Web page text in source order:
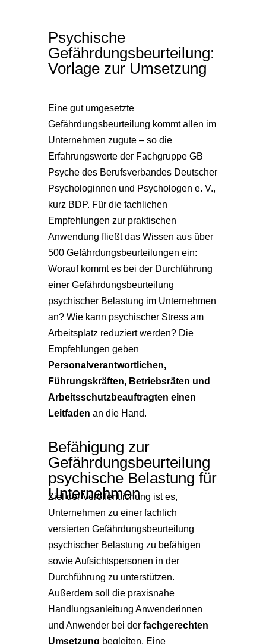
Psychische
Gefährdungsbeurteilung:
Vorlage zur Umsetzung
Eine gut umgesetzte
Gefährdungsbeurteilung kommt allen im
Unternehmen zugute – so die
Erfahrungswerte der Fachgruppe GB
Psyche des Berufsverbandes Deutscher
Psychologinnen und Psychologen e. V.,
kurz BDP. Für die fachlichen
Empfehlungen zur praktischen
Anwendung fließt das Wissen aus über
500 Gefährdungsbeurteilungen ein:
Worauf kommt es bei der Durchführung
einer Gefährdungsbeurteilung
psychischer Belastung im Unternehmen
an? Wie kann psychischer Stress am
Arbeitsplatz reduziert werden? Die
Empfehlungen geben
Personalverantwortlichen,
Führungskräften, Betriebsräten und
Arbeitsschutzbeauftragten einen
Leitfaden an die Hand.
Befähigung zur
Gefährdungsbeurteilung
psychische Belastung für
Unternehmen
Ziel der Veröffentlichung ist es,
Unternehmen zu einer fachlich
versierten Gefährdungsbeurteilung
psychischer Belastung zu befähigen
sowie Aufsichtspersonen in der
Durchführung zu unterstützen.
Außerdem soll die praxisnahe
Handlungsanleitung Anwenderinnen
und Anwender bei der fachgerechten
Umsetzung begleiten. Eine